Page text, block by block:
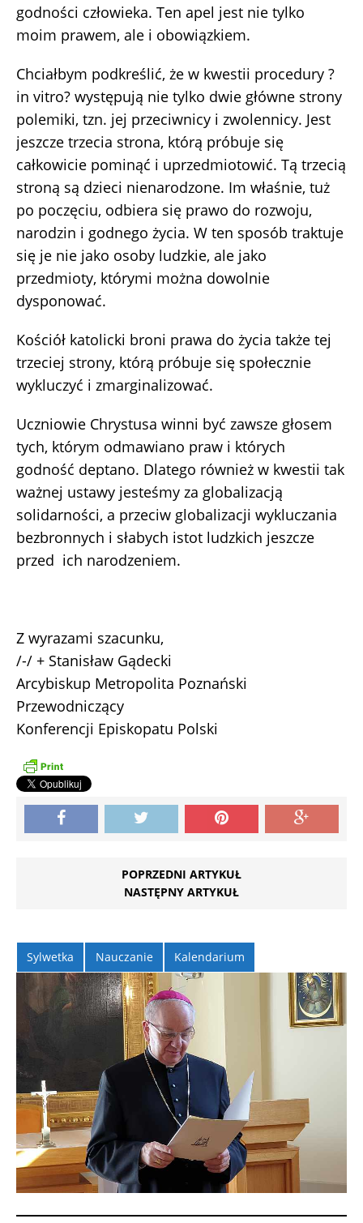
godności człowieka. Ten apel jest nie tylko
moim prawem, ale i obowiązkiem.
Chciałbym podkreślić, że w kwestii procedury ?
in vitro? występują nie tylko dwie główne strony
polemiki, tzn. jej przeciwnicy i zwolennicy. Jest
jeszcze trzecia strona, którą próbuje się
całkowicie pominąć i uprzedmiotowić. Tą trzecią
stroną są dzieci nienarodzone. Im właśnie, tuż
po poczęciu, odbiera się prawo do rozwoju,
narodzin i godnego życia. W ten sposób traktuje
się je nie jako osoby ludzkie, ale jako
przedmioty, którymi można dowolnie
dysponować.
Kościół katolicki broni prawa do życia także tej
trzeciej strony, którą próbuje się społecznie
wykluczyć i zmarginalizować.
Uczniowie Chrystusa winni być zawsze głosem
tych, którym odmawiano praw i których
godność deptano. Dlatego również w kwestii tak
ważnej ustawy jesteśmy za globalizacją
solidarności, a przeciw globalizacji wykluczania
bezbronnych i słabych istot ludzkich jeszcze
przed ich narodzeniem.
Z wyrazami szacunku,
/-/ + Stanisław Gądecki
Arcybiskup Metropolita Poznański
Przewodniczący
Konferencji Episkopatu Polski
POPRZEDNI ARTYKUŁ
NASTĘPNY ARTYKUŁ
Sylwetka Nauczanie Kalendarium